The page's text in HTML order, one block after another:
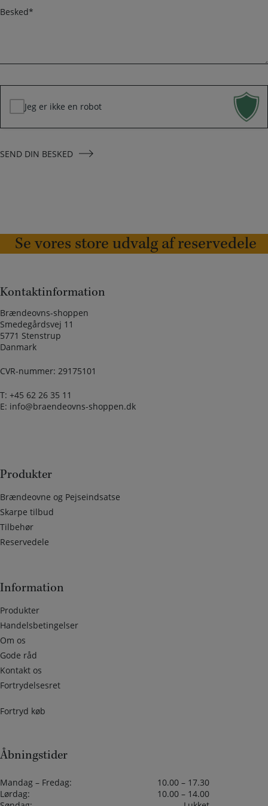
ie
*
Jeg er ikke en robot
SEND DIN BESKED
Se vores store udvalg af reservedele
Kontaktinformation
Brændeovns-shoppen
Smedegårdsvej 11
5771 Stenstrup
Danmark
CVR-nummer: 29175101
T: +45 62 26 35 11
E: info@braendeovns-shoppen.dk
Produkter
Brændeovne og Pejseindsatse
Skarpe tilbud
Tilbehør
Reservedele
Information
Produkter
Handelsbetingelser
Om os
Gode råd
Kontakt os
Fortrydelsesret
Fortryd køb
Åbningstider
Mandag – Fredag:
10.00 – 17.30
Lørdag:
10.00 – 14.00